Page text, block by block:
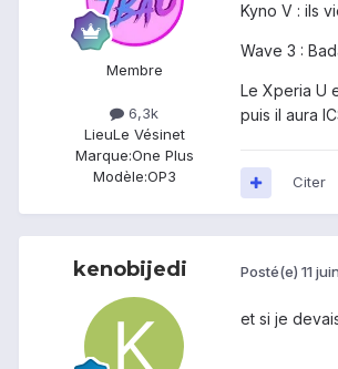
Membre
6,3k
LieuLe Vésinet
Marque:One Plus
Modèle:OP3
Kyno V : ils
Wave 3 :
Le Xperia U
puis il aura
Citer
kenobijedi Posté(e) 11
et si je